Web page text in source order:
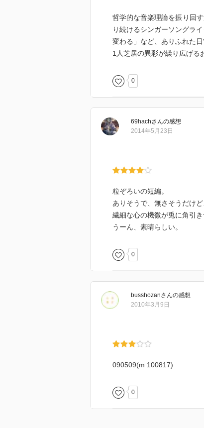
哲学的な音楽理論を振り回
り続けるシンガーソングラ
変わる」など、ありふれた
1人芝居の異彩が繰り広げる
0
69hachさんの感想
2014年5月23日
粒ぞろいの短編。
ありそうで、無さそうだけど
繊細な心の機微が兎に角引き
うーん、素晴らしい。
0
busshozanさんの感想
2010年3月9日
090509(m 100817)
0